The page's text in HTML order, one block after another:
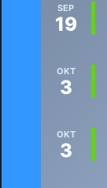
SEP
19
OKT
3
OKT
3